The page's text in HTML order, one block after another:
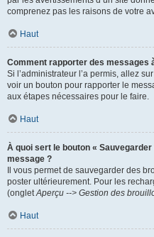
comprenez pas les raisons de votre
Haut
Comment rapporter des messages
Si l’administrateur l’a permis, allez
voir un bouton pour rapporter le
aux étapes nécessaires pour le faire.
Haut
À quoi sert le bouton «
message ?
Il vous permet de sauvegarder des
poster ultérieurement. Pour les
(ongletAperçu --> Gestion des
Haut